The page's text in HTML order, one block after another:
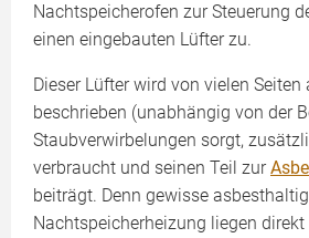
Nachtspeicherofen zur Steuerung
einen eingebauten Lüfter zu.
Dieser Lüfter wird von vielen
beschrieben (unabhängig von der
Staubverwirbelungen sorgt,
verbraucht und seinen Teil zur
beiträgt. Denn gewisse
Nachtspeicherheizung liegen